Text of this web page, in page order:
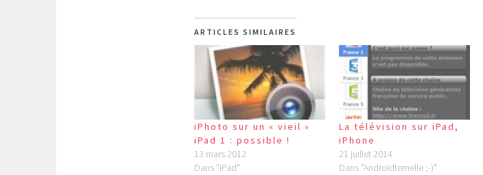
ARTICLES SIMILAIRES
iPhoto sur un « vieil »
iPad 1 : possible !
13 mars 2012
Dans "iPad"
La télévision sur iPad,
iPhone
21 juillet 2014
Dans "Androïdternelle ;-)"